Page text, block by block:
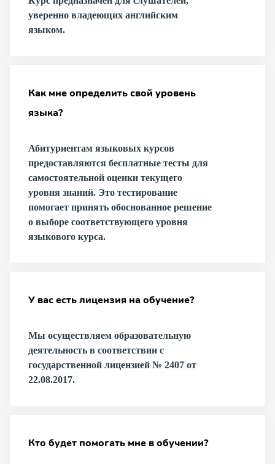
уверенно владеющих английским
языком.
Как мне определить свой уровень
языка?
Абитуриентам языковых курсов
предоставляются бесплатные тесты для
самостоятельной оценки текущего
уровня знаний. Это тестирование
помогает принять обоснованное решение
о выборе соответствующего уровня
языкового курса.
У вас есть лицензия на обучение?
Мы осуществляем образовательную
деятельность в соответствии с
государственной лицензией № 2407 от
22.08.2017.
Кто будет помогать мне в обучении?